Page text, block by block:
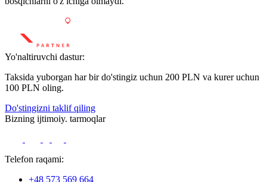
Yo'naltiruvchi dastur:
Taksida yuborgan har bir do'stingiz uchun 200 PLN va kurer uchun
100 PLN oling.
Do'stingizni taklif qiling
Bizning ijtimoiy. tarmoqlar
Telefon raqami:
+48 573 569 664